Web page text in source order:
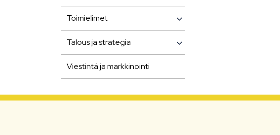
Toimielimet
Talous ja strategia
Viestintä ja markkinointi